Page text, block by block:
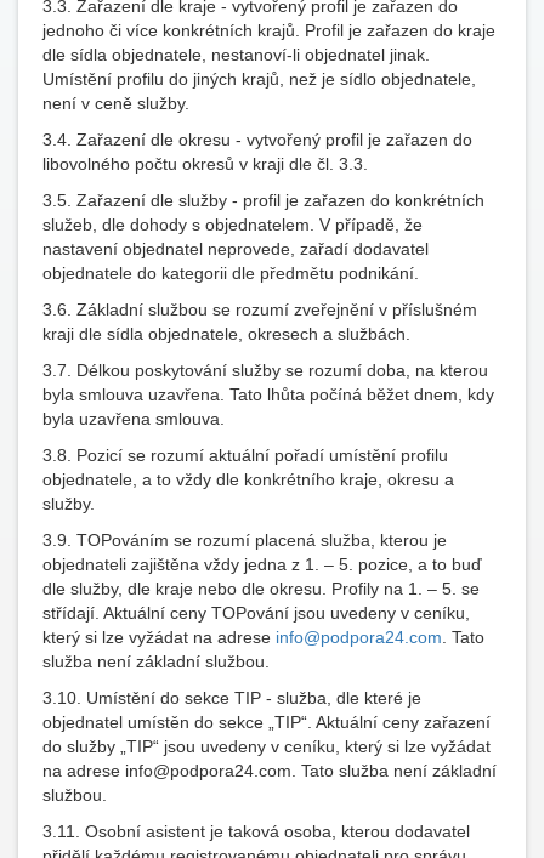
3.3. Zařazení dle kraje - vytvořený profil je zařazen do
jednoho či více konkrétních krajů. Profil je zařazen do kraje
dle sídla objednatele, nestanoví-li objednatel jinak.
Umístění profilu do jiných krajů, než je sídlo objednatele,
není v ceně služby.
3.4. Zařazení dle okresu - vytvořený profil je zařazen do
libovolného počtu okresů v kraji dle čl. 3.3.
3.5. Zařazení dle služby - profil je zařazen do konkrétních
služeb, dle dohody s objednatelem. V případě, že
nastavení objednatel neprovede, zařadí dodavatel
objednatele do kategorii dle předmětu podnikání.
3.6. Základní službou se rozumí zveřejnění v příslušném
kraji dle sídla objednatele, okresech a službách.
3.7. Délkou poskytování služby se rozumí doba, na kterou
byla smlouva uzavřena. Tato lhůta počíná běžet dnem, kdy
byla uzavřena smlouva.
3.8. Pozicí se rozumí aktuální pořadí umístění profilu
objednatele, a to vždy dle konkrétního kraje, okresu a
služby.
3.9. TOPováním se rozumí placená služba, kterou je
objednateli zajištěna vždy jedna z 1. – 5. pozice, a to buď
dle služby, dle kraje nebo dle okresu. Profily na 1. – 5. se
střídají. Aktuální ceny TOPování jsou uvedeny v ceníku,
který si lze vyžádat na adrese info@podpora24.com . Tato
služba není základní službou.
3.10. Umístění do sekce TIP - služba, dle které je
objednatel umístěn do sekce „TIP“. Aktuální ceny zařazení
do služby „TIP“ jsou uvedeny v ceníku, který si lze vyžádat
na adrese info@podpora24.com. Tato služba není základní
službou.
3.11. Osobní asistent je taková osoba, kterou dodavatel